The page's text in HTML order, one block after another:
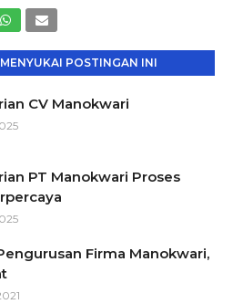
POSTINGAN INI
CV Manokwari
PT Manokwari Proses
Firma Manokwari,